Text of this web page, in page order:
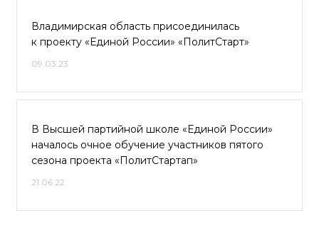
Владимирская область присоединилась
к проекту «Единой России» «ПолитСтарт»
09.03.23
В Высшей партийной школе «Единой России»
началось очное обучение участников пятого
сезона проекта «ПолитСтартап»
21.06.22